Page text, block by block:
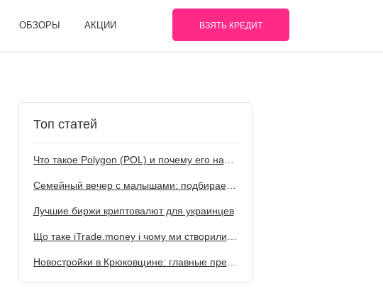
ОБЗОРЫ АКЦИИ ВЗЯТЬ КРЕДИТ
Топ статей
Семейный вечер с малышами: подбираем мультфильм по жанрам
Лучшие биржи криптовалют для украинцев
Новостройки в Крюковщине: главные преимущества